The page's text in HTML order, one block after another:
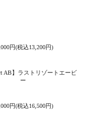
円(税込13,200円)
AB】ラストリゾートエービ
ー
円(税込16,500円)